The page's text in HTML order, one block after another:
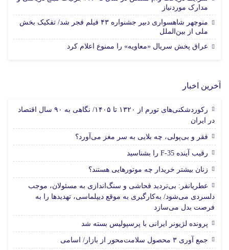
مدارک موردنیاز
منوچهر شاهسواری دبیر جشنواره ۴۳ فیلم فجر شد/ تفکیک بخش
ملی از بین‌الملل
عراق پخش سریال «معاویه» را ممنوع اعلام کرد
آخرین اخبار
رکوردشکنی‌های تورم از ۱۳۲۰ تا ۱۴۰۵/ نگاهی به ۹۰ سال اقتصاد
در ایران
فقر و بی‌پولی، چه بلایی به سر مغز می‌آورد؟
رقیب آینده F-35 را بشناسید
زنان بیشتر خریدار چه موتورهایی هستند؟
عطریانفر: بی‌تردید فحاشی و سنگ‌اندازی به مسئولان، موجب
دلسردی می‌شود/ به‌کارگیری به موقع دیپلماسی، تهدیدها را به
فرصت بدل می‌سازد
پرونده لژیونر ایرانی با پرسپولیس بسته شد
جمع آوری ۳ محصول سلامت‌محور از بازار/ اسامی